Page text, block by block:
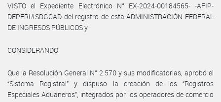
VISTO el Expediente Electrónico N° EX-2024-00184565- -AFIP-
DEPERI#SDGCAD del registro de esta ADMINISTRACIÓN FEDERAL
DE INGRESOS PÚBLICOS y
CONSIDERANDO:
Que la Resolución General N° 2.570 y sus modificatorias, aprobó el
“Sistema Registral” y dispuso la creación de los “Registros
Especiales Aduaneros”, integrados por los operadores de comercio